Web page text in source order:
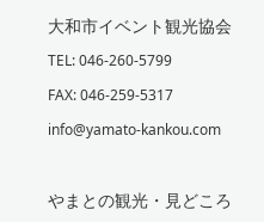
大和市イベント観光協会
TEL: 046-260-5799
FAX: 046-259-5317
info@yamato-kankou.com
やまとの観光・見どころ